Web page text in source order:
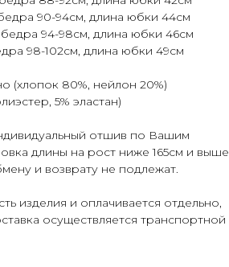
90-94см, длина юбки 44см
94-98см, длина юбки 46см
98-102см, длина юбки 49см
(хлопок 80%, нейлон 20%)
5% эластан)
отшив по Вашим
длины на рост ниже 165см и выше
и возврату не подлежат.
изделия и оплачивается отдельно,
осуществляется транспортной